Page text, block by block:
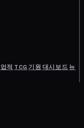
업적 TCG기원 대시보드뉴